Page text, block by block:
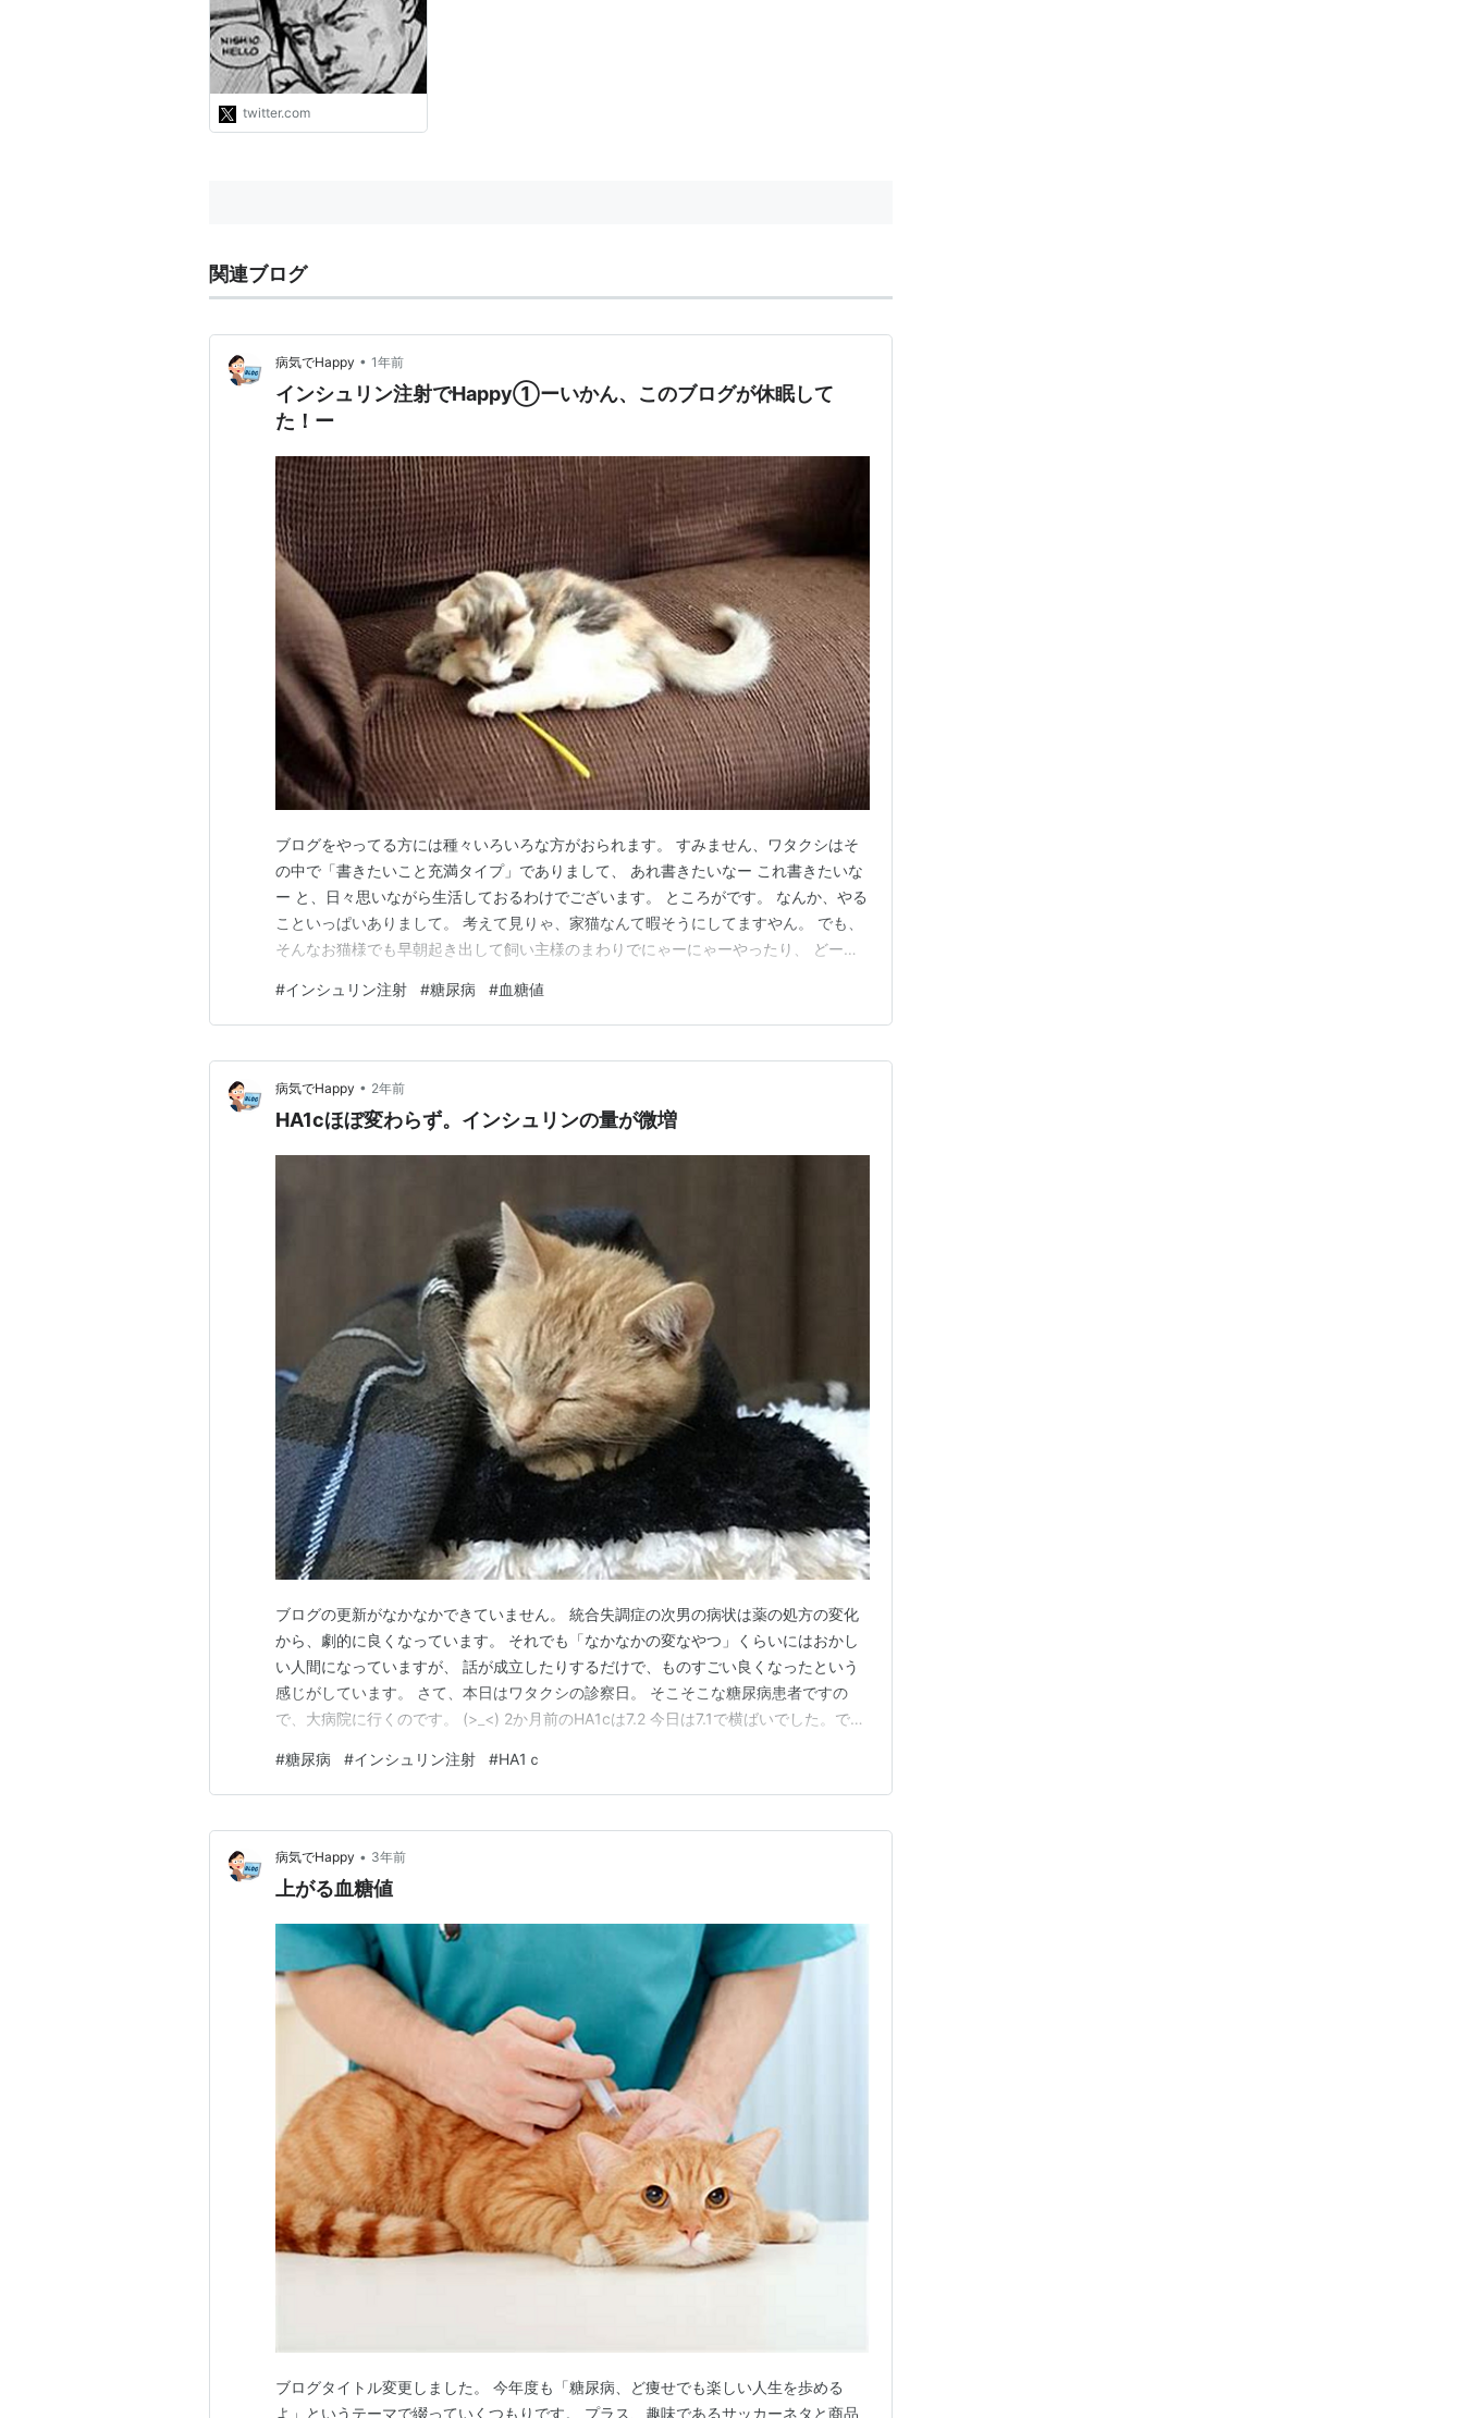
た細胞を埋め込んで、コーヒ
ーを飲めば注射の代わりにな
る、というアイデアでの研
究。今のところはマウスでの
動物実験まで
https://t.co/w10pb0YYbR"
twitter.com
関連ブログ
病気でHappy • 1年前
インシュリン注射でHappy①ーいかん、このブログが休眠して
た！ー
ブログをやってる方には種々いろいろな方がおられます。 すみません、ワタクシはそ
の中で「書きたいこと充満タイプ」でありまして、 あれ書きたいなー これ書きたいな
ー と、日々思いながら生活しておるわけでございます。 ところがです。 なんか、やる
こといっぱいありまして。 考えて見りゃ、家猫なんて暇そうにしてますやん。 でも、
そんなお猫様でも早朝起き出して飼い主様のまわりでにゃーにゃーやったり、 どーせ
りする。 衣食住の悩みのないお猫様でもそんなんですから、一応人間で、料理も作れ
ば家計簿もつける、テレビも見るYouTubeも…
#インシュリン注射 #糖尿病 #血糖値
病気でHappy • 2年前
HA1cほぼ変わらず。インシュリンの量が微増
ブログの更新がなかなかできていません。 統合失調症の次男の病状は薬の処方の変化
から、劇的に良くなっています。 それでも「なかなかの変なやつ」くらいにはおかし
い人間になっていますが、 話が成立したりするだけで、ものすごい良くなったという
感じがしています。 さて、本日はワタクシの診察日。 そこそこな糖尿病患者ですの
で、大病院に行くのです。 (>_<) 2か月前のHA1cは7.2 今日は7.1で横ばいでした。でも
りました。 この2か月はなあ。 次男の病状が思わしくなくてくよくよしてたりして、
ストレス要因で血糖値が上がってい…
#糖尿病 #インシュリン注射 #HA1ｃ
病気でHappy • 3年前
上がる血糖値
ブログタイトル変更しました。 今年度も「糖尿病、ど痩せでも楽しい人生を歩める
よ」というテーマで綴っていくつもりです。 プラス、趣味であるサッカーネタと商品